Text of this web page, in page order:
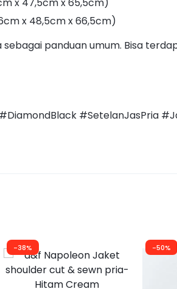
x 48,5cm x 66,5cm)
sebagai panduan umum. Bisa
#SetelanJasPria
-38% -50%